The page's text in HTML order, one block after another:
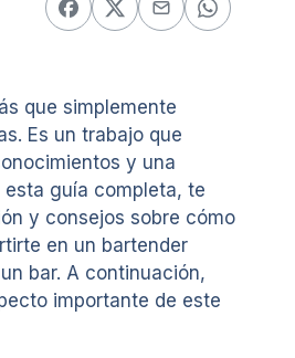
que simplemente
Es un trabajo que
y una
esta guía completa, te
y consejos sobre cómo
en un bartender
bar. A continuación,
importante de este